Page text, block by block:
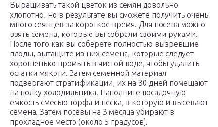
Выращивать такой цветок из семян довольно
хлопотно, но в результате вы сможете получить очень
много сеянцев за короткое время. Для посева можно
взять семена, которые вы собрали своими руками.
После того как вы соберете полностью вызревшие
плоды, вытащите из них семена, которые следует
хорошенько промыть в чистой воде, чтобы удалить
остатки мякоти. Затем семенной материал
подвергают стратификации, их на 30 дней помещают
на полку холодильника. Наполните посадочную
емкость смесью торфа и песка, в которую и высевают
семена. Затем посевы на 3 месяца убирают в
прохладное место (около 5 градусов).